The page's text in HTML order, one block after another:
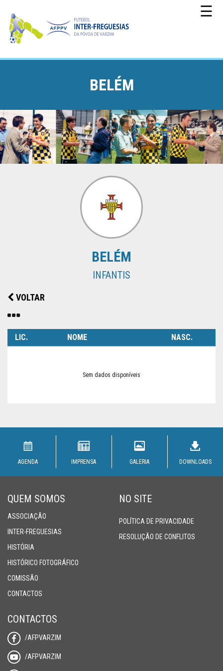
TAÇA
DA
PÓVOA
NOTÍCIAS
SOMOS
☰
BELÉM
BELÉM
INFANTIS
VOLTAR
LIC. NOME NASC.
Sem dados disponíveis
AGENDA IMPRENSA GALERIA DOWNLOADS
QUEM SOMOS
ASSOCIAÇÃO
INTER-FREGUESIAS
HISTÓRIA
HISTÓRICO FOTOGRÁFICO
COMISSÃO
CONTACTOS
NO SITE
POLÍTICA DE PRIVACIDADE
RESOLUÇÃO DE CONFLITOS
CONTACTOS
/AFPVARZIM
/AFPVARZIM